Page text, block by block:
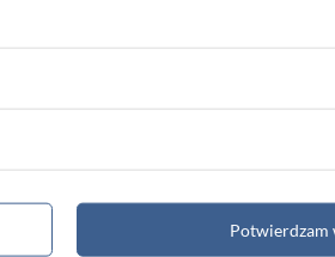
Potwierdzam